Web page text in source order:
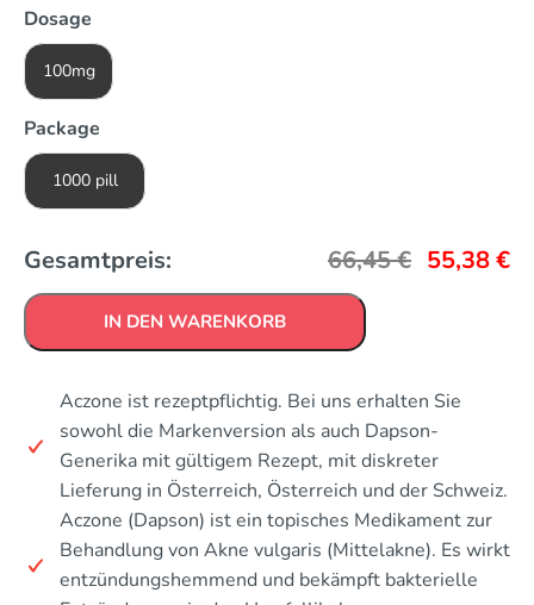
Dosage
100mg
Package
1000 pill
Gesamtpreis: 66,45€ 55,38€
IN DEN WARENKORB
Aczone ist rezeptpflichtig. Bei uns erhalten Sie
sowohl die Markenversion als auch Dapson-
Generika mit gültigem Rezept, mit diskreter
Lieferung in Österreich, Österreich und der Schweiz.
Aczone (Dapson) ist ein topisches Medikament zur
Behandlung von Akne vulgaris (Mittelakne). Es wirkt
entzündungshemmend und bekämpft bakterielle